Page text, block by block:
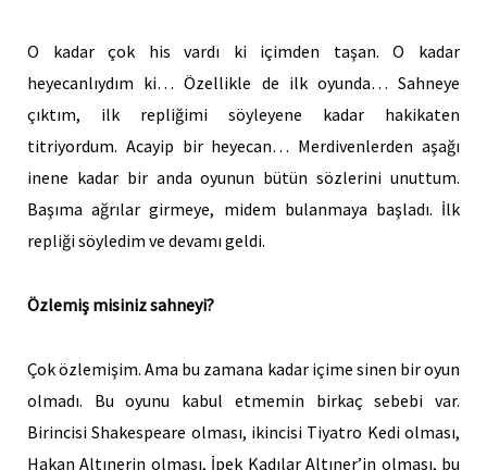
O kadar çok his vardı ki içimden taşan. O kadar
heyecanlıydım ki… Özellikle de ilk oyunda… Sahneye
çıktım, ilk repliğimi söyleyene kadar hakikaten
titriyordum. Acayip bir heyecan… Merdivenlerden aşağı
inene kadar bir anda oyunun bütün sözlerini unuttum.
Başıma ağrılar girmeye, midem bulanmaya başladı. İlk
repliği söyledim ve devamı geldi.
Özlemiş misiniz sahneyi?
Çok özlemişim. Ama bu zamana kadar içime sinen bir oyun
olmadı. Bu oyunu kabul etmemin birkaç sebebi var.
Birincisi Shakespeare olması, ikincisi Tiyatro Kedi olması,
Hakan Altınerin olması, İpek Kadılar Altıner’in olması, bu